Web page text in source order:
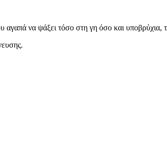
αγαπά να ψάξει τόσο στη γη όσο και υποβρύχια,